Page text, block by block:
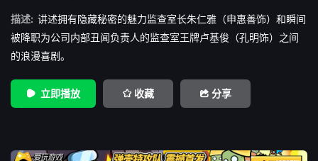
描述: 讲述拥有隐藏秘密的魅力监查室长朱仁雅（申惠善饰）和瞬间
被降职为公司内部丑闻负责人的监查室王牌卢基俊（孔明饰）之间
的浪漫喜剧。
立即播放 收藏 分享